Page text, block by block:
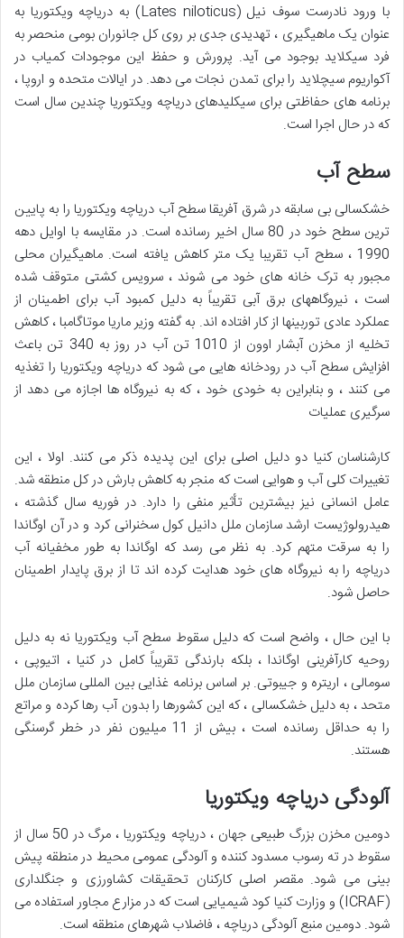
با ورود نادرست سوف نیل (Lates niloticus) به دریاچه ویکتوریا به
عنوان یک ماهیگیری ، تهدیدی جدی بر روی کل جانوران بومی منحصر به
فرد سیکلاید بوجود می آید. پرورش و حفظ این موجودات کمیاب در
آکواریوم سیچلاید را برای تمدن نجات می دهد. در ایالات متحده و اروپا ،
برنامه های حفاظتی برای سیکلیدهای دریاچه ویکتوریا چندین سال است
که در حال اجرا است.
سطح آب
خشکسالی بی سابقه در شرق آفریقا سطح آب دریاچه ویکتوریا را به پایین
ترین سطح خود در 80 سال اخیر رسانده است. در مقایسه با اوایل دهه
1990 ، سطح آب تقریبا یک متر کاهش یافته است. ماهیگیران محلی
مجبور به ترک خانه های خود می شوند ، سرویس کشتی متوقف شده
است ، نیروگاههای برق آبی تقریباً به دلیل کمبود آب برای اطمینان از
عملکرد عادی توربینها از کار افتاده اند. به گفته وزیر ماریا موتاگامبا ، کاهش
تخلیه از مخزن آبشار اوون از 1010 تن آب در روز به 340 تن باعث
افزایش سطح آب در رودخانه هایی می شود که دریاچه ویکتوریا را تغذیه
می کنند ، و بنابراین به خودی خود ، که به نیروگاه ها اجازه می دهد از
سرگیری عملیات
کارشناسان کنیا دو دلیل اصلی برای این پدیده ذکر می کنند. اولا ، این
تغییرات کلی آب و هوایی است که منجر به کاهش بارش در کل منطقه شد.
عامل انسانی نیز بیشترین تأثیر منفی را دارد. در فوریه سال گذشته ،
هیدرولوژیست ارشد سازمان ملل دانیل کول سخنرانی کرد و در آن اوگاندا
را به سرقت متهم کرد. به نظر می رسد که اوگاندا به طور مخفیانه آب
دریاچه را به نیروگاه های خود هدایت کرده اند تا از برق پایدار اطمینان
حاصل شود.
با این حال ، واضح است که دلیل سقوط سطح آب ویکتوریا نه به دلیل
روحیه کارآفرینی اوگاندا ، بلکه بارندگی تقریباً کامل در کنیا ، اتیوپی ،
سومالی ، اریتره و جیبوتی. بر اساس برنامه غذایی بین المللی سازمان ملل
متحد ، به دلیل خشکسالی ، که این کشورها را بدون آب رها کرده و مراتع
را به حداقل رسانده است ، بیش از 11 میلیون نفر در خطر گرسنگی
هستند.
آلودگی دریاچه ویکتوریا
دومین مخزن بزرگ طبیعی جهان ، دریاچه ویکتوریا ، مرگ در 50 سال از
سقوط در ته رسوب مسدود کننده و آلودگی عمومی محیط در منطقه پیش
بینی می شود. مقصر اصلی کارکنان تحقیقات کشاورزی و جنگلداری
(ICRAF) و وزارت کنیا کود شیمیایی است که در مزارع مجاور استفاده می
شود. دومین منبع آلودگی دریاچه ، فاضلاب شهرهای منطقه است.